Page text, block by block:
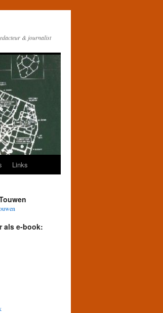
& journalist
Links
als e-book: